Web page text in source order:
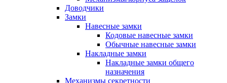
Доводчики
Замки
Навесные замки
Кодовые навесные замки
Обычные навесные замки
Накладные замки
Накладные замки общего
назначения
Механизмы секретности